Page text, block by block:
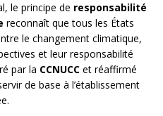
le principe de responsabilité
reconnaît que tous les États
le changement climatique,
et leur responsabilité
par la CCNUCC et réaffirmé
de base à l’établissement